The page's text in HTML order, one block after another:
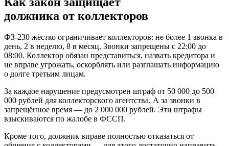
должника от коллекторов
ФЗ-230 жёстко ограничивает коллекторов: не более 1 звонка в
день, 2 в неделю, 8 в месяц. Звонки запрещены с 22:00 до
08:00. Коллектор обязан представиться, назвать кредитора и
не вправе угрожать, оскорблять или разглашать информацию
о долге третьим лицам.
За каждое нарушение предусмотрен штраф от 50 000 до 500
000 рублей для коллекторского агентства. А за звонки в
запрещённое время — до 2 000 000 рублей. Эти штрафы
взыскиваются по жалобе в ФССП.
Кроме того, должник вправе полностью отказаться от